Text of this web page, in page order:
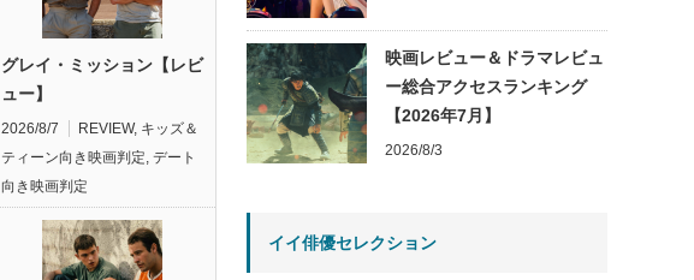
グレイ・ミッション【レビ
ュー】
2026/8/7 REVIEW, キッズ＆
ティーン向き映画判定, デート
向き映画判定
映画レビュー＆ドラマレビュ
ー総合アクセスランキング
【2026年7月】
2026/8/3
イイ俳優セレクション